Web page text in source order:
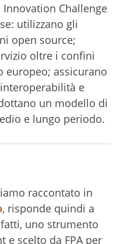
Challenge
utilizzano gli
open source;
oltre i confini
europeo; assicurano
e
un modello di
e lungo periodo.
raccontato in
, risponde quindi a
uno strumento
e scelto da FPA per